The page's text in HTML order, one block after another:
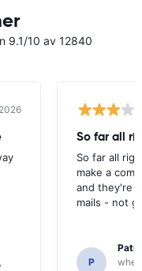
9.1/10 av 12840
So far all
So far all
make a
and they're
mails - not
P